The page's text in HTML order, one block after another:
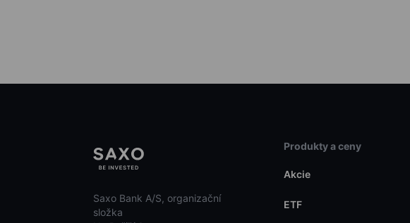
Saxo Bank A/S, organizační
složka
Produkty a ceny
Akcie
ETF